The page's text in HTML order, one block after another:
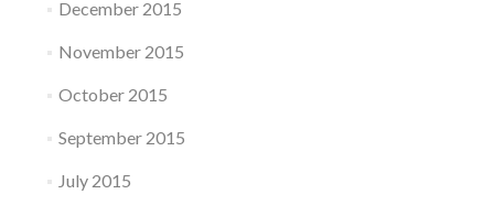
December 2015
November 2015
October 2015
September 2015
July 2015